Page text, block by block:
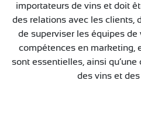
importateurs de vins et doit
des relations avec les clients,
de superviser les équipes de
compétences en marketing,
sont essentielles, ainsi
des vins et